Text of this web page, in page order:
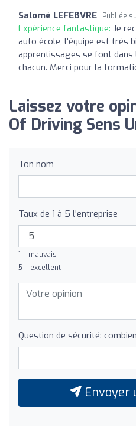
Salomé LEFEBVRE Publiée
Expérience fantastique: Je
auto école, l'équipe est très
apprentissages se font
chacun. Merci pour la
Laissez votre
Of Driving Sens
Ton nom
Taux de 1 à 5 l'entreprise
1 = mauvais
5 = excellent
Question de sécurité:
Envoyer